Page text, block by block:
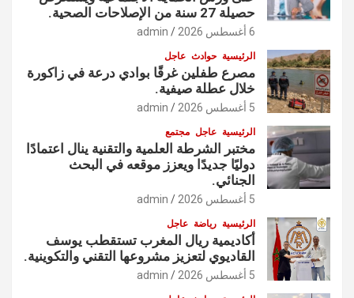
حصيلة 27 سنة من الإصلاحات الصحية.
6 أغسطس 2026 admin
الرئيسية حوادث عاجل
مصرع طفلين غرقًا بوادي درعة في زاكورة
خلال عطلة صيفية.
5 أغسطس 2026 admin
الرئيسية عاجل مجتمع
مختبر الشرطة العلمية والتقنية ينال اعتمادًا
دوليًا جديدًا ويعزز موقعه في البحث
الجنائي.
5 أغسطس 2026 admin
الرئيسية رياضة عاجل
أكاديمية ريال المغرب تستقطب يوسف
القاديوي لتعزيز مشروعها التقني والتكوينية.
5 أغسطس 2026 admin